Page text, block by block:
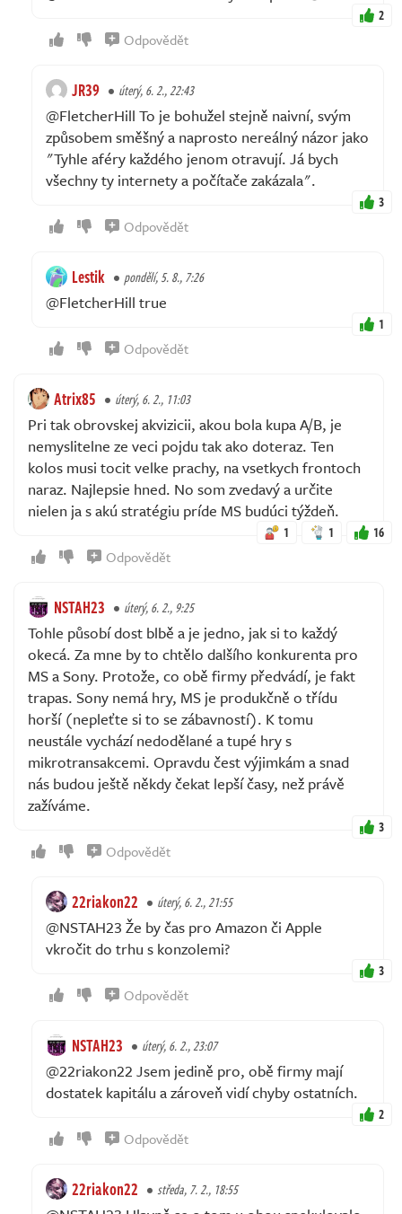
2
Odpovědět
JR39 úterý, 6. 2., 22:43
@FletcherHill To je bohužel stejně naivní, svým
způsobem směšný a naprosto nereálný názor jako
"Tyhle aféry každého jenom otravují. Já bych
všechny ty internety a počítače zakázala".
3
Odpovědět
Lestik pondělí, 5. 8., 7:26
@FletcherHill true
1
Odpovědět
Atrix85 úterý, 6. 2., 11:03
Pri tak obrovskej akvizicii, akou bola kupa A/B, je
nemyslitelne ze veci pojdu tak ako doteraz. Ten
kolos musi tocit velke prachy, na vsetkych frontoch
naraz. Najlepsie hned. No som zvedavý a určite
nielen ja s akú stratégiu príde MS budúci týždeň.
1 1 16
Odpovědět
NSTAH23 úterý, 6. 2., 9:25
Tohle působí dost blbě a je jedno, jak si to každý
okecá. Za mne by to chtělo dalšího konkurenta pro
MS a Sony. Protože, co obě firmy předvádí, je fakt
trapas. Sony nemá hry, MS je produkčně o třídu
horší (nepleťte si to se zábavností). K tomu
neustále vychází nedodělané a tupé hry s
mikrotransakcemi. Opravdu čest výjimkám a snad
nás budou ještě někdy čekat lepší časy, než právě
zažíváme.
3
Odpovědět
22riakon22 úterý, 6. 2., 21:55
@NSTAH23 Že by čas pro Amazon či Apple
vkročit do trhu s konzolemi?
3
Odpovědět
NSTAH23 úterý, 6. 2., 23:07
@22riakon22 Jsem jedině pro, obě firmy mají
dostatek kapitálu a zároveň vidí chyby ostatních.
2
Odpovědět
22riakon22 středa, 7. 2., 18:55